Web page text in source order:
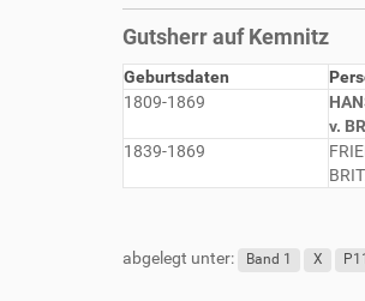
d
h
i
r
Gutsherr auf Kemnitz
Geburtsdaten
1809-1869
v.
1839-1869
abgelegt unter: Band 1 X